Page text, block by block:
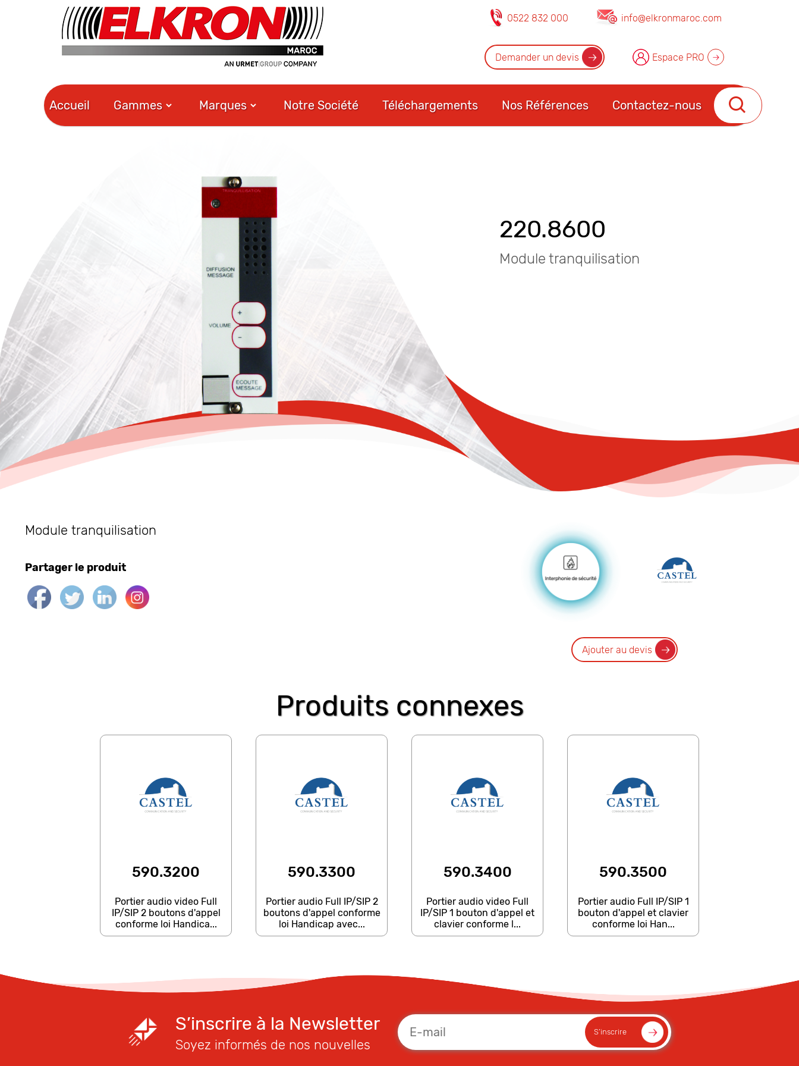
0522 832 000 info@elkronmaroc.com
Demander un devis Espace PRO
Accueil Gammes Marques Notre Société Téléchargements Nos Références Contactez-nous
220.8600
Module tranquilisation
Module tranquilisation
Partager le produit
Ajouter au devis
Produits connexes
590.3200
Portier audio video Full
IP/SIP 2 boutons d'appel
conforme loi Handica...
590.3300
Portier audio Full IP/SIP 2
boutons d'appel conforme
loi Handicap avec...
590.3400
Portier audio video Full
IP/SIP 1 bouton d'appel et
clavier conforme l...
590.3500
Portier audio Full IP/SIP 1
bouton d'appel et clavier
conforme loi Han...
S’inscrire à la Newsletter
Soyez informés de nos nouvelles